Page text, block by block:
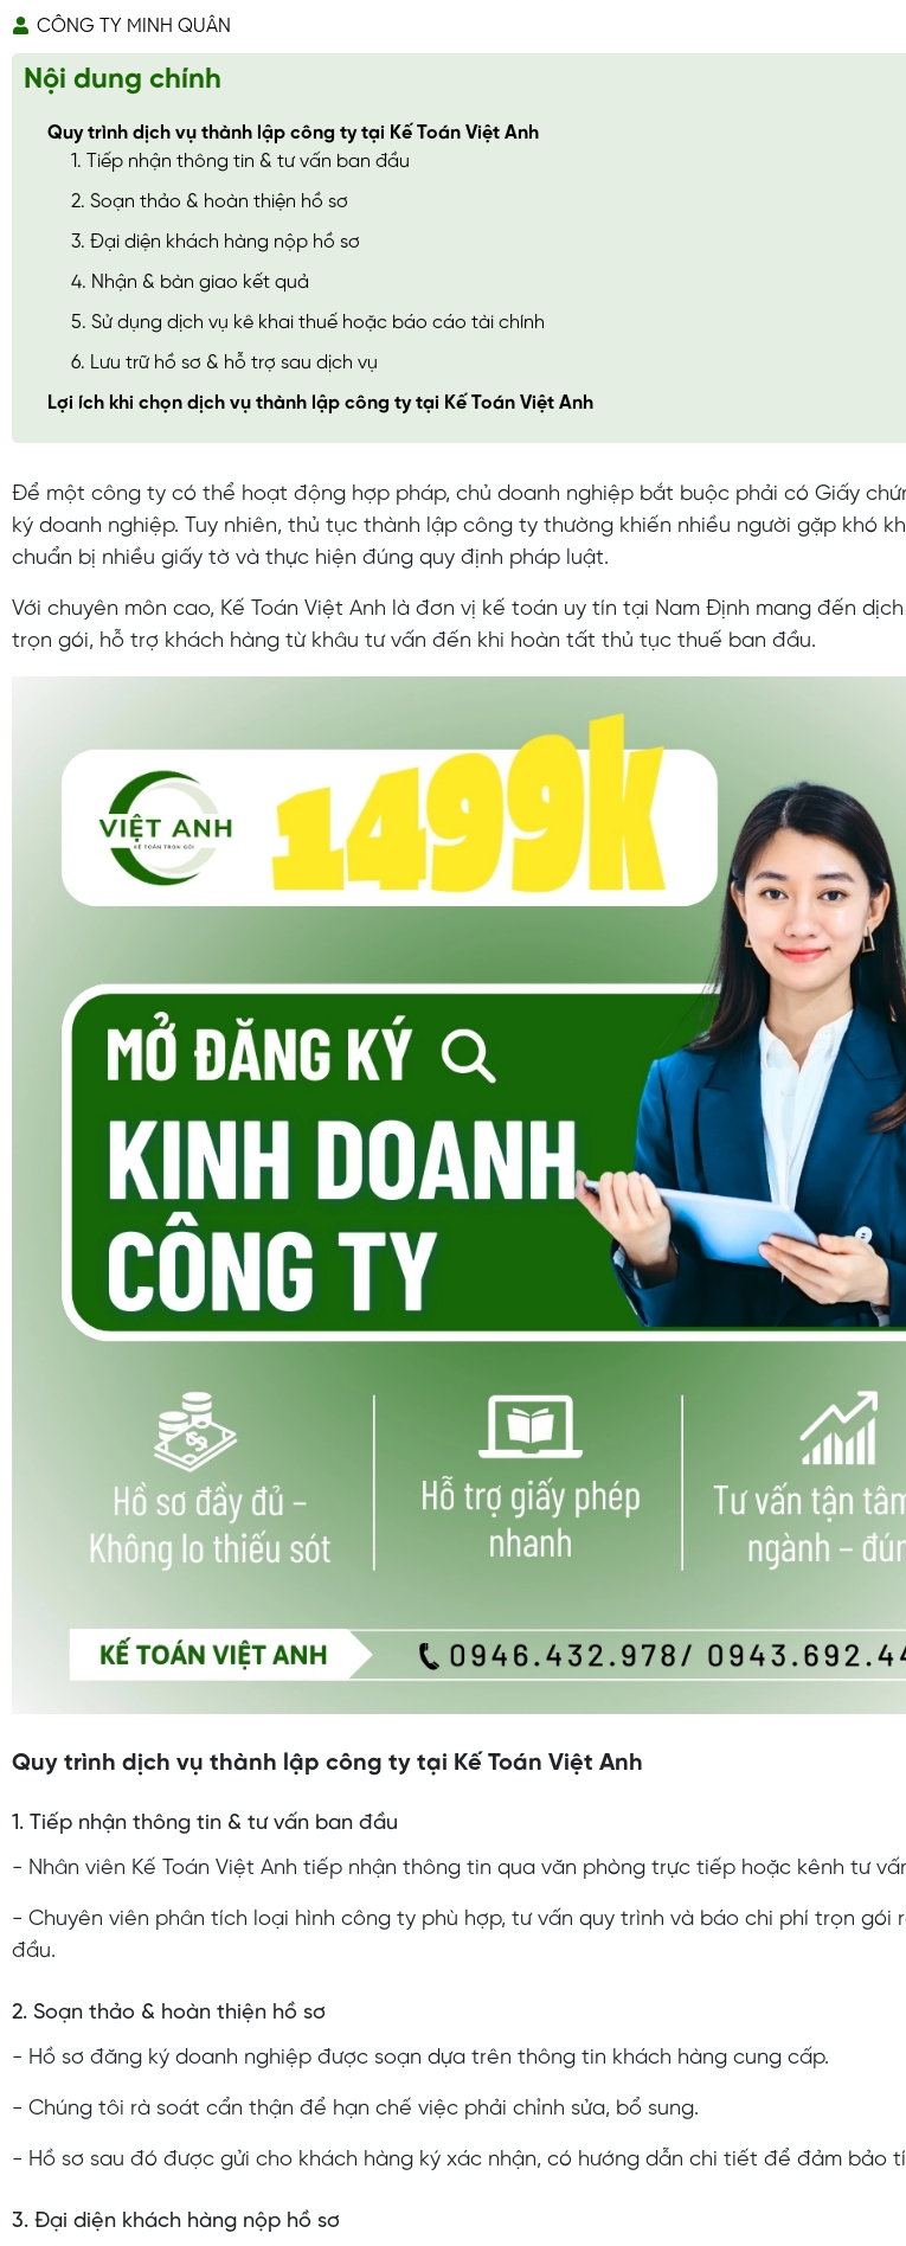
CÔNG TY MINH QUÂN
Nội dung chính
Quy trình dịch vụ thành lập công ty tại Kế Toán Việt Anh
1. Tiếp nhận thông tin & tư vấn ban đầu
2. Soạn thảo & hoàn thiện hồ sơ
3. Đại diện khách hàng nộp hồ sơ
4. Nhận & bàn giao kết quả
5. Sử dụng dịch vụ kê khai thuế hoặc báo cáo tài chính
6. Lưu trữ hồ sơ & hỗ trợ sau dịch vụ
Lợi ích khi chọn dịch vụ thành lập công ty tại Kế Toán Việt Anh
Để một công ty có thể hoạt động hợp pháp, chủ doanh nghiệp bắt buộc phải có Giấy
ký doanh nghiệp. Tuy nhiên, thủ tục thành lập công ty thường khiến nhiều người gặp khó
chuẩn bị nhiều giấy tờ và thực hiện đúng quy định pháp luật.
Với chuyên môn cao, Kế Toán Việt Anh là đơn vị kế toán uy tín tại Nam Định mang đến
trọn gói, hỗ trợ khách hàng từ khâu tư vấn đến khi hoàn tất thủ tục thuế ban đầu.
Quy trình dịch vụ thành lập công ty tại Kế Toán Việt Anh
1. Tiếp nhận thông tin & tư vấn ban đầu
- Nhân viên Kế Toán Việt Anh tiếp nhận thông tin qua văn phòng trực tiếp hoặc kênh tư
- Chuyên viên phân tích loại hình công ty phù hợp, tư vấn quy trình và báo chi phí trọn gói
đầu.
2. Soạn thảo & hoàn thiện hồ sơ
- Hồ sơ đăng ký doanh nghiệp được soạn dựa trên thông tin khách hàng cung cấp.
- Chúng tôi rà soát cẩn thận để hạn chế việc phải chỉnh sửa, bổ sung.
- Hồ sơ sau đó được gửi cho khách hàng ký xác nhận, có hướng dẫn chi tiết để đảm bảo
3. Đại diện khách hàng nộp hồ sơ